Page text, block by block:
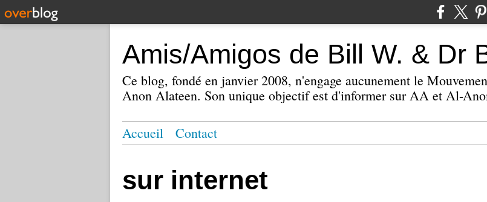
Amis/Amigos de Bill W. & Dr
Ce blog, fondé en janvier 2008, n'engage aucunement le
Anon Alateen. Son unique objectif est d'informer sur AA et Al-
Accueil Contact
sur internet